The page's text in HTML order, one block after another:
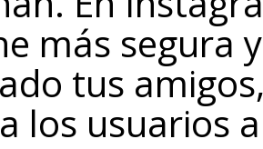
más segura
tus
los usuarios